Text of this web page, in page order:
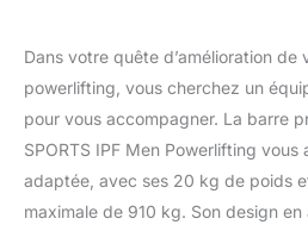
Dans votre quête d’amélioration de
powerlifting, vous cherchez un
pour vous accompagner. La barre
SPORTS IPF Men Powerlifting
adaptée, avec ses 20 kg de poids
maximale de 910 kg. Son design